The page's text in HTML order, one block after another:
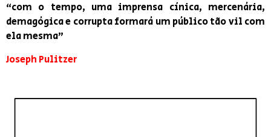
“com o tempo, uma imprensa cínica, mercenária,
demagógica e corrupta formará um público tão vil com
ela mesma”
Joseph Pulitzer